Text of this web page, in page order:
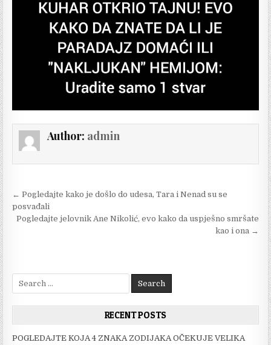
Author: admin
Post
navigation
← Pogledajte kako je došlo do udesa, Tara i Nenad su se
posvađali
Pogledajte jelovnik Ane Nikolić, evo kako da uspješno smršate
kao i ona →
Search
for:
RECENT POSTS
POGLEDAJTE KOJA 4 ZNAKA ZODIJAKA OČEKUJE VELIKA